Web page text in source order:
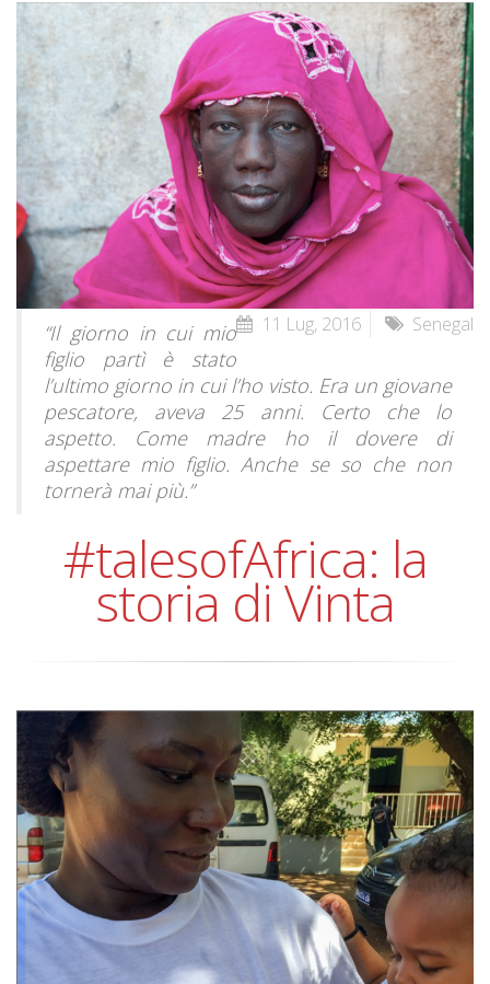
11 Lug, 2016 Senegal
“Il giorno in cui mio
figlio partì è stato
l’ultimo giorno in cui l’ho visto. Era un giovane
pescatore, aveva 25 anni. Certo che lo
aspetto. Come madre ho il dovere di
aspettare mio figlio. Anche se so che non
tornerà mai più.”
#talesofAfrica: la
storia di Vinta